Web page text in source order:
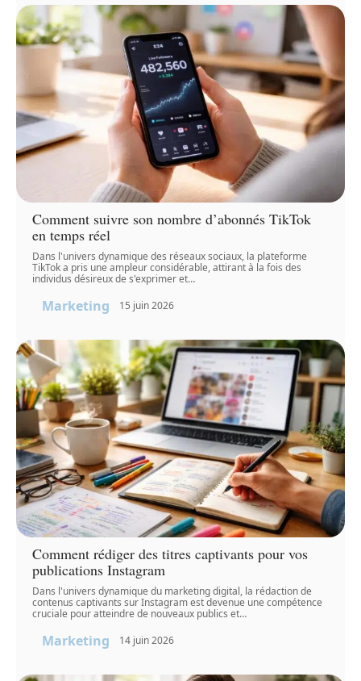
Comment suivre son nombre d’abonnés TikTok
en temps réel
Dans l'univers dynamique des réseaux sociaux, la plateforme
TikTok a pris une ampleur considérable, attirant à la fois des
individus désireux de s'exprimer et…
Marketing 15 juin 2026
Comment rédiger des titres captivants pour vos
publications Instagram
Dans l'univers dynamique du marketing digital, la rédaction de
contenus captivants sur Instagram est devenue une compétence
cruciale pour atteindre de nouveaux publics et…
Marketing 14 juin 2026